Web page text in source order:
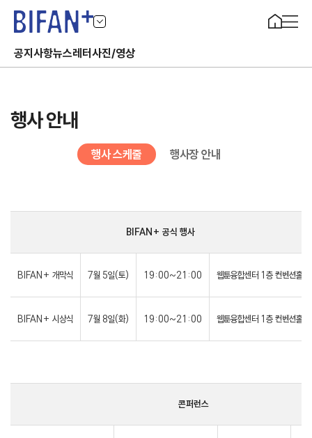
공지사항뉴스레터 사진/영상
행사 안내
행사 스케줄 행사장 안내
BIFAN+ 공식 행사
BIFAN+ 개막식 7월 5일(토) 19:00~21:00 웹툰융합센터 1층 컨벤션홀
BIFAN+ 시상식 7월 8일(화) 19:00~21:00 웹툰융합센터 1층 컨벤션홀
콘퍼런스